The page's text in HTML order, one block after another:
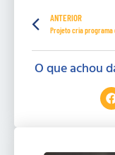
ANTERIOR
O que achou